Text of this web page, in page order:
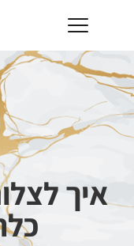
איך